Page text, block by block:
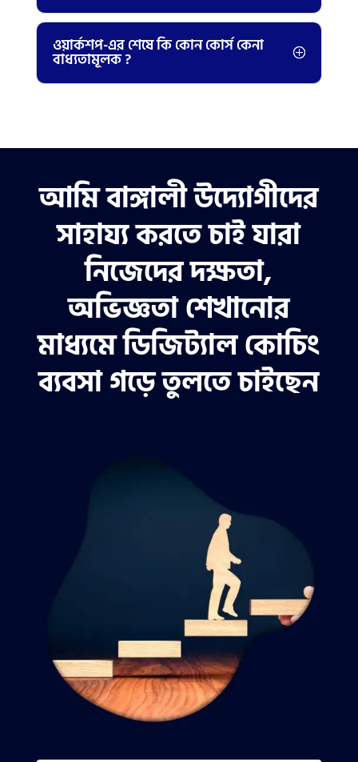
ওয়ার্কশপ-এর শেষে কি কোন কোর্স কেনা
বাধ্যতামূলক ?
আমি বাঙ্গালী উদ্যোগীদের
সাহায্য করতে চাই যারা
নিজেদের দক্ষতা,
অভিজ্ঞতা শেখানোর
মাধ্যমে ডিজিট্যাল কোচিং
ব্যবসা গড়ে তুলতে চাইছেন